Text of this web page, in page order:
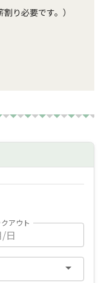
り必要です。）
アウト